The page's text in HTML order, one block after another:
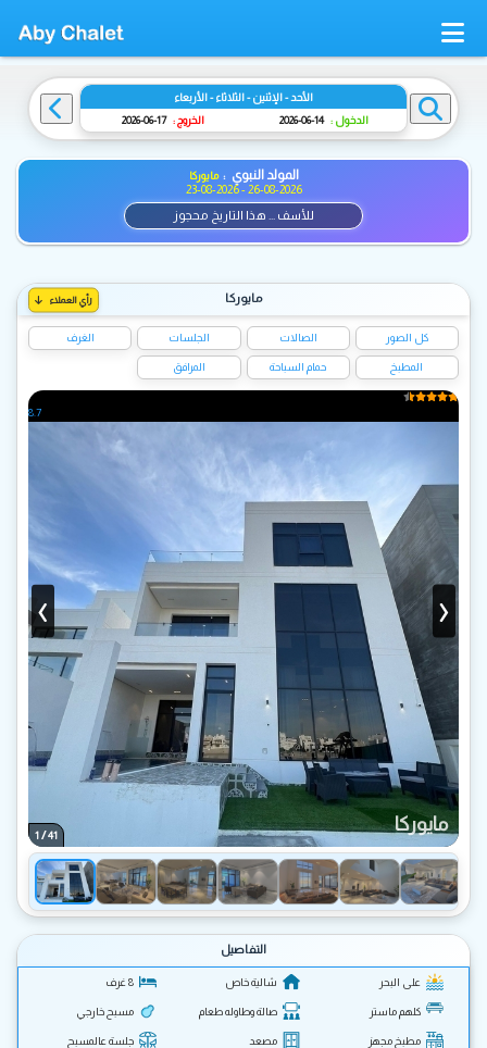
الأحد - الإثنين - الثلاثاء - الأربعاء
الدخول : 14-06-2026 الخروج : 17-06-2026
المولد النبوي :مايوركا
23-08-2026 - 26-08-2026
للأسف ... هذا التاريخ محجوز
رأي العملاء مايوركا
كل الصور الصالات الجلسات الغرف
المطبخ حمام السباحة المرافق
8.7
مايوركا
‹ ›
1/41
التفاصيل
على البحر شالية خاص 8 غرف
كلهم ماستر صالة وطاوله طعام مسبح خارجي
مطبخ مجهز مصعد جلسة عالمسبح